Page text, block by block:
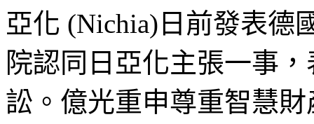
亞化 (Nichia)日前發表德
院認同日亞化主張一事
訟。億光重申尊重智慧